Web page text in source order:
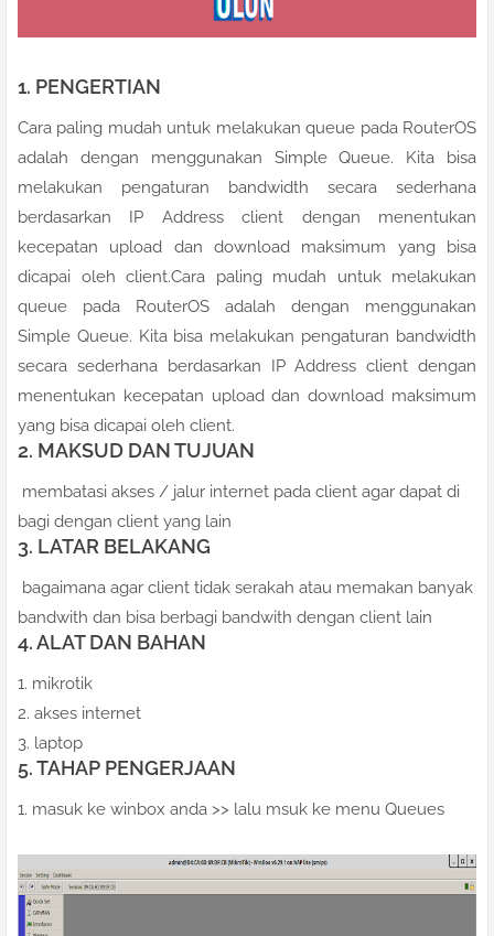
1. PENGERTIAN
Cara paling mudah untuk melakukan queue pada RouterOS
adalah dengan menggunakan Simple Queue. Kita bisa
melakukan pengaturan bandwidth secara sederhana
berdasarkan IP Address client dengan menentukan
kecepatan upload dan download maksimum yang bisa
dicapai oleh client.Cara paling mudah untuk melakukan
queue pada RouterOS adalah dengan menggunakan
Simple Queue. Kita bisa melakukan pengaturan bandwidth
secara sederhana berdasarkan IP Address client dengan
menentukan kecepatan upload dan download maksimum
yang bisa dicapai oleh client.
2. MAKSUD DAN TUJUAN
membatasi akses / jalur internet pada client agar dapat di
bagi dengan client yang lain
3. LATAR BELAKANG
bagaimana agar client tidak serakah atau memakan banyak
bandwith dan bisa berbagi bandwith dengan client lain
4. ALAT DAN BAHAN
1. mikrotik
2. akses internet
3. laptop
5. TAHAP PENGERJAAN
1. masuk ke winbox anda >> lalu msuk ke menu Queues